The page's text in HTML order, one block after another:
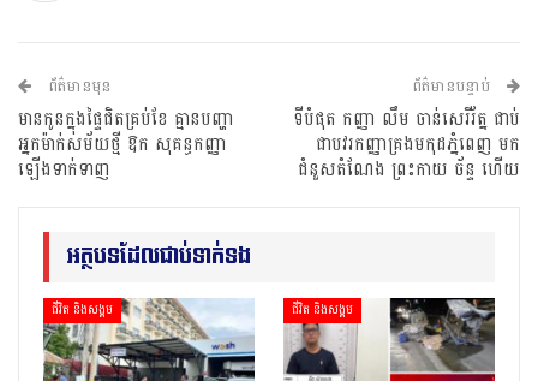
ព័ត៌មានមុន
មានកូនក្នុងផ្ទៃជិតគ្រប់ខែ គ្មានបញ្ហា
អ្នកម៉ាក់សម័យថ្មី ឱក សុគន្ធកញ្ញា
ឡើងទាក់ទាញ
ព័ត៌មានបន្ទាប់
ទីបំផុត កញ្ញា លឹម ចាន់សេរីរ័ត្ន ជាប់
ជាបវរកញ្ញាគ្រងមកុដភ្នំពេញ មក
ជំនួសតំណែង ព្រះកាយ ច័ន្ទ ហើយ
អត្ថបទដែលជាប់ទាក់ទង
ជីវិត និងសង្គម ជីវិត និងសង្គម